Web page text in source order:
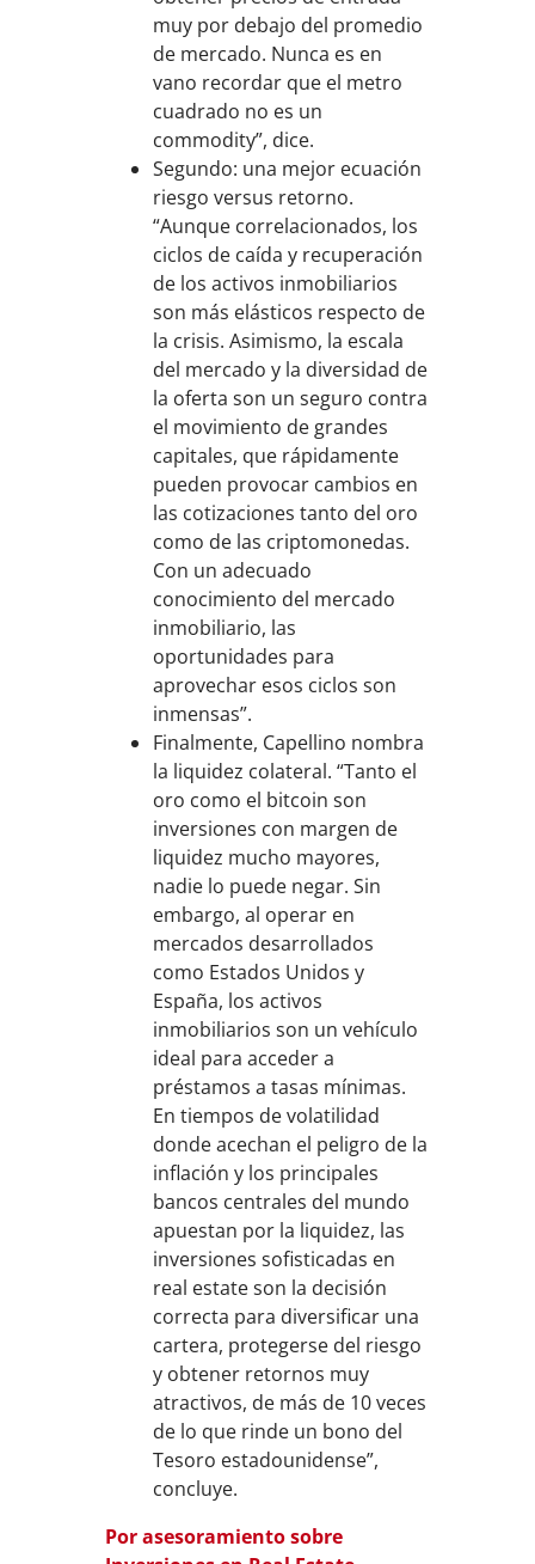
muy por debajo del promedio
de mercado. Nunca es en
vano recordar que el metro
cuadrado no es un
commodity”, dice.
Segundo: una mejor ecuación
riesgo versus retorno.
“Aunque correlacionados, los
ciclos de caída y recuperación
de los activos inmobiliarios
son más elásticos respecto de
la crisis. Asimismo, la escala
del mercado y la diversidad de
la oferta son un seguro contra
el movimiento de grandes
capitales, que rápidamente
pueden provocar cambios en
las cotizaciones tanto del oro
como de las criptomonedas.
Con un adecuado
conocimiento del mercado
inmobiliario, las
oportunidades para
aprovechar esos ciclos son
inmensas”.
Finalmente, Capellino nombra
la liquidez colateral. “Tanto el
oro como el bitcoin son
inversiones con margen de
liquidez mucho mayores,
nadie lo puede negar. Sin
embargo, al operar en
mercados desarrollados
como Estados Unidos y
España, los activos
inmobiliarios son un vehículo
ideal para acceder a
préstamos a tasas mínimas.
En tiempos de volatilidad
donde acechan el peligro de la
inflación y los principales
bancos centrales del mundo
apuestan por la liquidez, las
inversiones sofisticadas en
real estate son la decisión
correcta para diversificar una
cartera, protegerse del riesgo
y obtener retornos muy
atractivos, de más de 10 veces
de lo que rinde un bono del
Tesoro estadounidense”,
concluye.
Por asesoramiento sobre